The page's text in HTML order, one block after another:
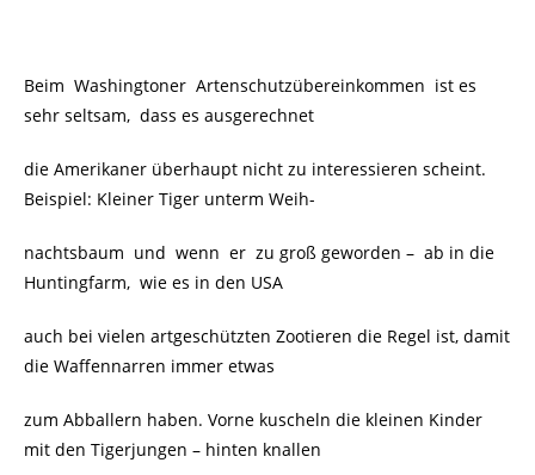
Beim Washingtoner Artenschutzübereinkommen ist es
sehr seltsam, dass es ausgerechnet
die Amerikaner überhaupt nicht zu interessieren scheint.
Beispiel: Kleiner Tiger unterm Weih-
nachtsbaum und wenn er zu groß geworden – ab in die
Huntingfarm, wie es in den USA
auch bei vielen artgeschützten Zootieren die Regel ist, damit
die Waffennarren immer etwas
zum Abballern haben. Vorne kuscheln die kleinen Kinder
mit den Tigerjungen – hinten knallen